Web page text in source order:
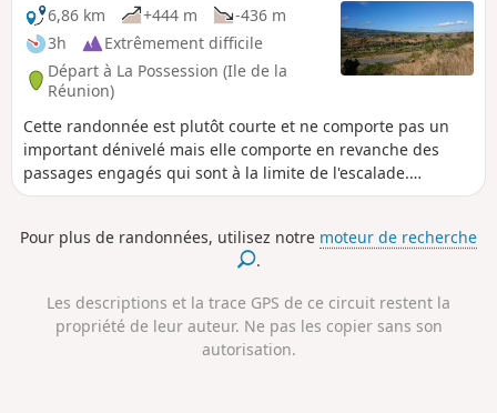
6,86 km
+444 m
-436 m
3h
Extrêmement difficile
Départ à La Possession (Ile de la
Réunion)
Cette randonnée est plutôt courte et ne comporte pas un
important dénivelé mais elle comporte en revanche des
passages engagés qui sont à la limite de l'escalade.
Certaines portions dominent le vide et il n'y a parfois que
les sensations fortes aimeront cette randonnée hors du
commun qui offre des vues sympathiques sur la région.
Pour plus de randonnées, utilisez notre moteur de recherche
.
Les descriptions et la trace GPS de ce circuit restent la
propriété de leur auteur. Ne pas les copier sans son
autorisation.